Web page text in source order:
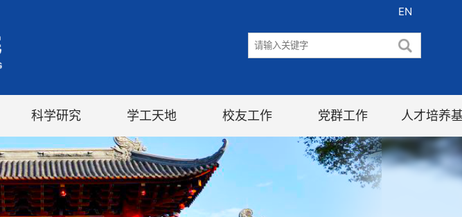
EN
科学研究 学工天地 校友工作 党群工作 人才培养